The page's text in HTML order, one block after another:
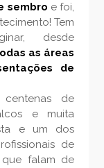
sembro e foi,
Tem
desde
as áreas
de
centenas de
e muita
e um dos
de
que falam de